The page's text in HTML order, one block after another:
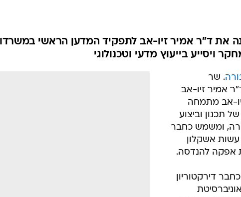
אביזרים לרכב
את ד"ר אמיר זיו-אב לתפקיד המדען הראשי
ויסייע בייעוץ מדעי וטכנולוגי
. שר
אמיר זיו-אב
אב מתמחה
תכנון וביצוע
ומשמש כחבר
אשקלון
אפקה להנדסה.
דירקטוריון